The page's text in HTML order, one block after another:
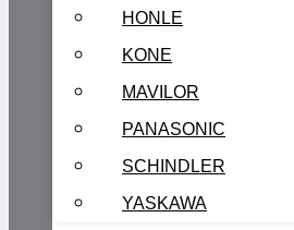
HONLE
KONE
MAVILOR
PANASONIC
SCHINDLER
YASKAWA